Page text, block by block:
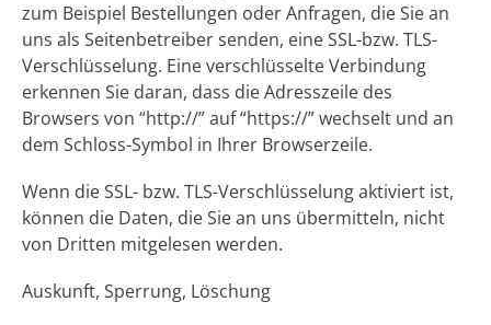
zum Beispiel Bestellungen oder Anfragen, die Sie an
uns als Seitenbetreiber senden, eine SSL-bzw. TLS-
Verschlüsselung. Eine verschlüsselte Verbindung
erkennen Sie daran, dass die Adresszeile des
Browsers von “http://” auf “https://” wechselt und an
dem Schloss-Symbol in Ihrer Browserzeile.
Wenn die SSL- bzw. TLS-Verschlüsselung aktiviert ist,
können die Daten, die Sie an uns übermitteln, nicht
von Dritten mitgelesen werden.
Auskunft, Sperrung, Löschung